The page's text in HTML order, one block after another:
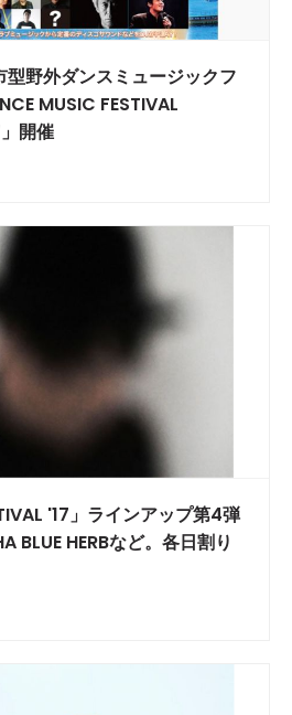
野外ダンスミュージックフ
MUSIC FESTIVAL
開催
'17」ラインアップ第4弾
BLUE HERBなど。各日割り